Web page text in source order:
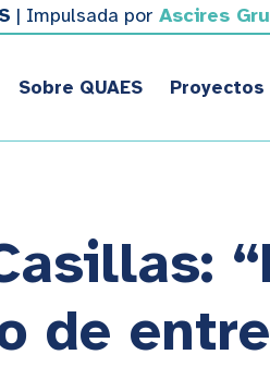
| Impulsada por Ascires
Sobre QUAES Proyectos
de